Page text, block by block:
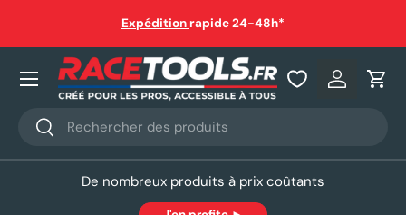
Aller au contenu
Expédition rapide 24-48h*
Recherche
Rechercher
Se
Nos produits
De nombreux produits à prix coûtants